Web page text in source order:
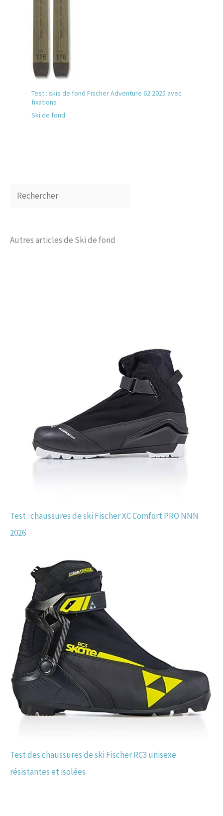
Test : skis de fond Fischer Adventure 62 2025 avec
fixations
Ski de fond
Autres articles de Ski de fond
Test : chaussures de ski Fischer XC Comfort PRO NNN
2026
Test des chaussures de ski Fischer RC3 unisexe
résistantes et isolées